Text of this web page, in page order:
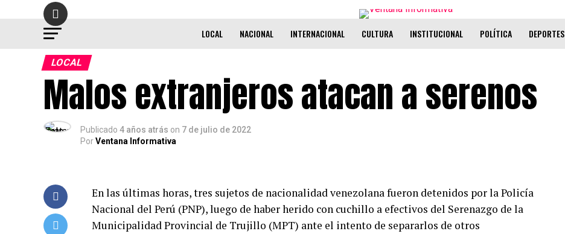
LOCAL NACIONAL INTERNACIONAL CULTURA INSTITUCIONAL POLÍTICA DEPORTES
LOCAL
Malos extranjeros atacan a serenos
Publicado 4 años atrás on 7 de julio de 2022
PorVentana Informativa
En las últimas horas, tres sujetos de nacionalidad venezolana fueron detenidos por la Policía
Nacional del Perú (PNP), luego de haber herido con cuchillo a efectivos del Serenazgo de la
Municipalidad Provincial de Trujillo (MPT) ante el intento de separarlos de otros